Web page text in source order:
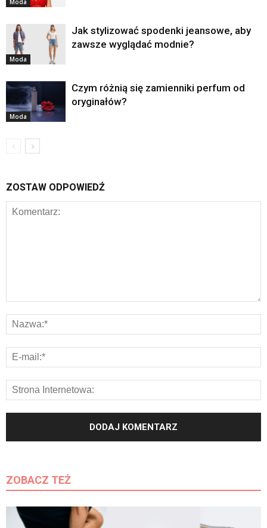
Moda
Moda
Jak stylizować spodenki jeansowe, aby
zawsze wyglądać modnie?
Moda
Czym różnią się zamienniki perfum od
oryginałów?
ZOSTAW ODPOWIEDŹ
ZOBACZ TEŻ